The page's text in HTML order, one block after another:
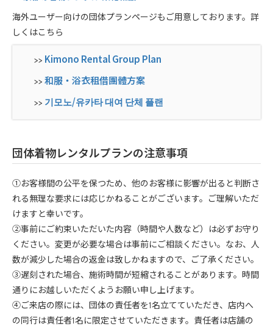
海外ユーザー向けの団体プランページもご用意しております。詳
しくはこちら
>> Kimono Rental Group Plan
>>和服・浴衣租借團體方案
>> 기모노/유카타 대여 단체 플랜
団体着物レンタルプランの注意事項
①お客様間の公平を保つため、他のお客様に影響が出ると判断さ
れる無理な要求には応じかねることがございます。ご理解いただ
けますと幸いです。
②事前にご約束いただいた内容（時間や人数など）は必ずお守り
ください。変更が必要な場合は事前にご相談ください。なお、人
数が減少した場合の返金は致しかねますので、ご了承ください。
③遅刻された場合、施術時間が短縮されることがあります。時間
通りにお越しいただくようお願い申し上げます。
④ご来店の際には、団体の責任者を1名立てていただき、店内へ
の同行は責任者1名に限定させていただきます。責任者は店舗の